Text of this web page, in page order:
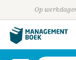
Op